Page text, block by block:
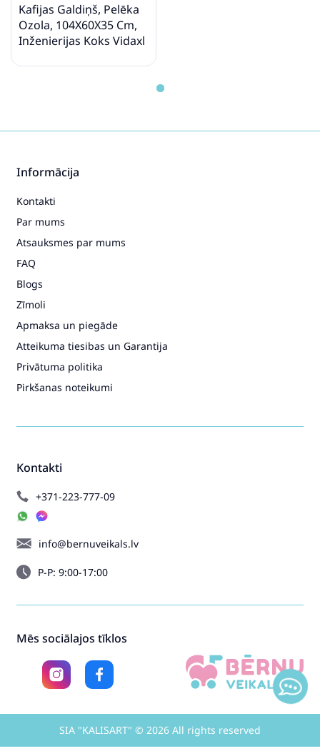
Kafijas Galdiņš, Pelēka
Ozola, 104X60X35 Cm,
Inženierijas Koks Vidaxl
Kontakti
+371-223-777-09
info@bernuveikals.lv
P-P: 9:00-17:00
Informācija
Kontakti
Par mums
Atsauksmes par mums
FAQ
Blogs
Zīmoli
Apmaksa un piegāde
Atteikuma tiesibas un Garantija
Privātuma politika
Pirkšanas noteikumi
Mēs sociālajos tīklos
SIA "KALISART" © 2026 All rights reserved